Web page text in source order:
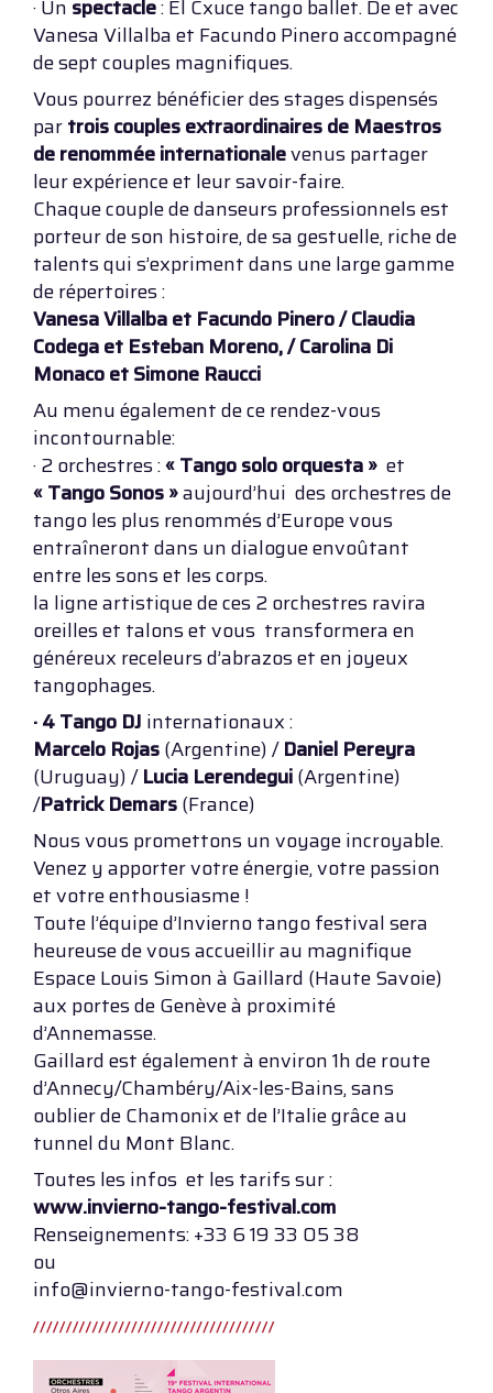
· Un spectacle: El Cxuce tango ballet. De et avec
Vanesa Villalba et Facundo Pinero accompagné
de sept couples magnifiques.
Vous pourrez bénéficier des stages dispensés
partrois couples extraordinaires de Maestros
de renommée internationalevenus partager
leur expérience et leur savoir-faire.
Chaque couple de danseurs professionnels est
porteur de son histoire, de sa gestuelle, riche de
talents qui s’expriment dans une large gamme
de répertoires :
Vanesa Villalba et Facundo Pinero / Claudia
Codega et Esteban Moreno, / Carolina Di
Monaco et Simone Raucci
Au menu également de ce rendez-vous
incontournable:
· 2 orchestres :« Tango solo orquesta » et
« Tango Sonos »aujourd’hui des orchestres de
tango les plus renommés d’Europe vous
entraîneront dans un dialogue envoûtant
entre les sons et les corps.
la ligne artistique de ces 2 orchestres ravira
oreilles et talons et vous transformera en
généreux receleurs d’abrazos et en joyeux
tangophages.
· 4 Tango DJ internationaux :
Marcelo Rojas(Argentine) /Daniel Pereyra
(Uruguay) /Lucia Lerendegui(Argentine)
/Patrick Demars(France)
Nous vous promettons un voyage incroyable.
Venez y apporter votre énergie, votre passion
et votre enthousiasme !
Toute l’équipe d’Invierno tango festival sera
heureuse de vous accueillir au magnifique
Espace Louis Simon à Gaillard (Haute Savoie)
aux portes de Genève à proximité
d’Annemasse.
Gaillard est également à environ 1h de route
d’Annecy/Chambéry/Aix-les-Bains, sans
oublier de Chamonix et de l’Italie grâce au
tunnel du Mont Blanc.
Toutes les infos et les tarifs sur :
www.invierno-tango-festival.com
Renseignements: +33 6 19 33 05 38
ou
info@invierno-tango-festival.com